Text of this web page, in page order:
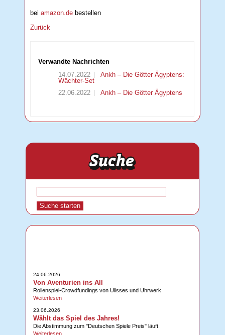
beiamazon.de bestellen
Zurück
Verwandte Nachrichten
14.07.2022
Ankh – Die Götter Ägyptens:
Wächter-Set
22.06.2022
Ankh – Die Götter Ägyptens
24.06.2026
Von Aventurien ins All
Rollenspiel-Crowdfundings von Ulisses und Uhrwerk
Weiterlesen
23.06.2026
Wählt das Spiel des Jahres!
Die Abstimmung zum "Deutschen Spiele Preis" läuft.
Weiterlesen